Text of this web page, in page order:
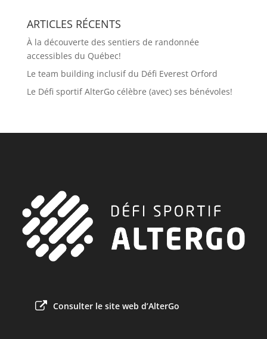
ARTICLES RÉCENTS
À la découverte des sentiers de randonnée
accessibles du Québec!
Le team building inclusif du Défi Everest Orford
Le Défi sportif AlterGo célèbre (avec) ses bénévoles!
Consulter le site web d’AlterGo